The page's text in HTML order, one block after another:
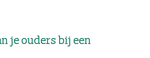
je ouders bij een